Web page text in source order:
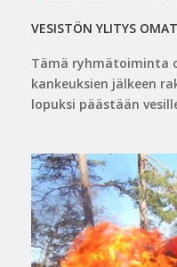
VESISTÖN YLITYS
Tämä ryhmätoiminta
kankeuksien jälkeen
lopuksi päästään